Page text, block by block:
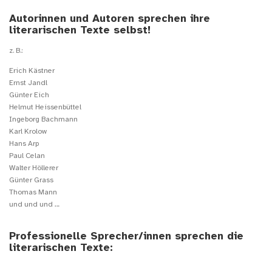
Autorinnen und Autoren sprechen ihre
literarischen Texte selbst!
z. B.:
Erich Kästner
Ernst Jandl
Günter Eich
Helmut Heissenbüttel
Ingeborg Bachmann
Karl Krolow
Hans Arp
Paul Celan
Walter Höllerer
Günter Grass
Thomas Mann
und und und …
Professionelle Sprecher/innen sprechen die
literarischen Texte: